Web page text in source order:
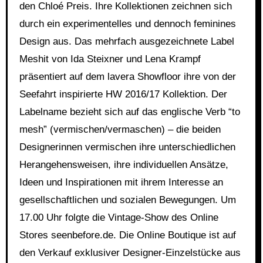
den Chloé Preis. Ihre Kollektionen zeichnen sich
durch ein experimentelles und dennoch feminines
Design aus. Das mehrfach ausgezeichnete Label
Meshit von Ida Steixner und Lena Krampf
präsentiert auf dem lavera Showfloor ihre von der
Seefahrt inspirierte HW 2016/17 Kollektion. Der
Labelname bezieht sich auf das englische Verb “to
mesh” (vermischen/vermaschen) – die beiden
Designerinnen vermischen ihre unterschiedlichen
Herangehensweisen, ihre individuellen Ansätze,
Ideen und Inspirationen mit ihrem Interesse an
gesellschaftlichen und sozialen Bewegungen. Um
17.00 Uhr folgte die Vintage-Show des Online
Stores seenbefore.de. Die Online Boutique ist auf
den Verkauf exklusiver Designer-Einzelstücke aus